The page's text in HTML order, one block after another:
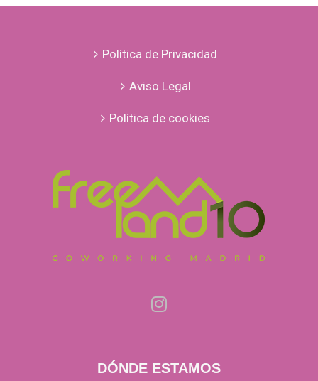
Política de Privacidad
Aviso Legal
Política de cookies
DÓNDE ESTAMOS